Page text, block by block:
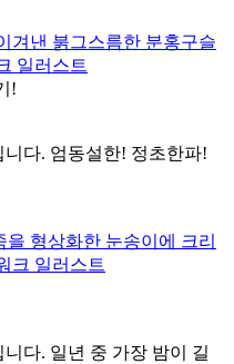
!
다. 엄동설한! 정초한파!
다. 일년 중 가장 밤이 길